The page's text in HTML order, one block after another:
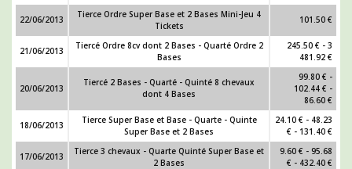
22/06/2013
Tierce Ordre Super Base et 2 Bases Mini-Jeu 4
Tickets
101.50 €
21/06/2013
Tiercé Ordre 8cv dont 2 Bases - Quarté Ordre 2
Bases
245.50 € - 3
481.92 €
20/06/2013
Tiercé 2 Bases - Quarté - Quinté 8 chevaux
dont 4 Bases
99.80 € -
102.44 € -
86.60 €
18/06/2013
Tierce Super Base et Base - Quarte - Quinte
Super Base et 2 Bases
24.10 € - 48.23
€ - 131.40 €
17/06/2013
Tierce 3 chevaux - Quarte Quinté Super Base et
2 Bases
9.60 € - 95.68
€ - 432.40 €